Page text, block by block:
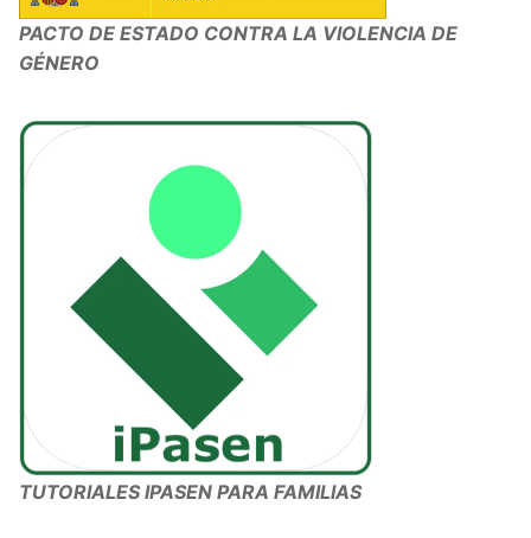
PACTO DE ESTADO CONTRA LA VIOLENCIA DE
GÉNERO
TUTORIALES IPASEN PARA FAMILIAS